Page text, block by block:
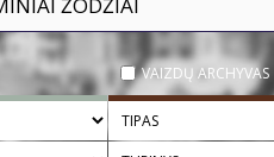
VAIZDŲ ARCHYVAS